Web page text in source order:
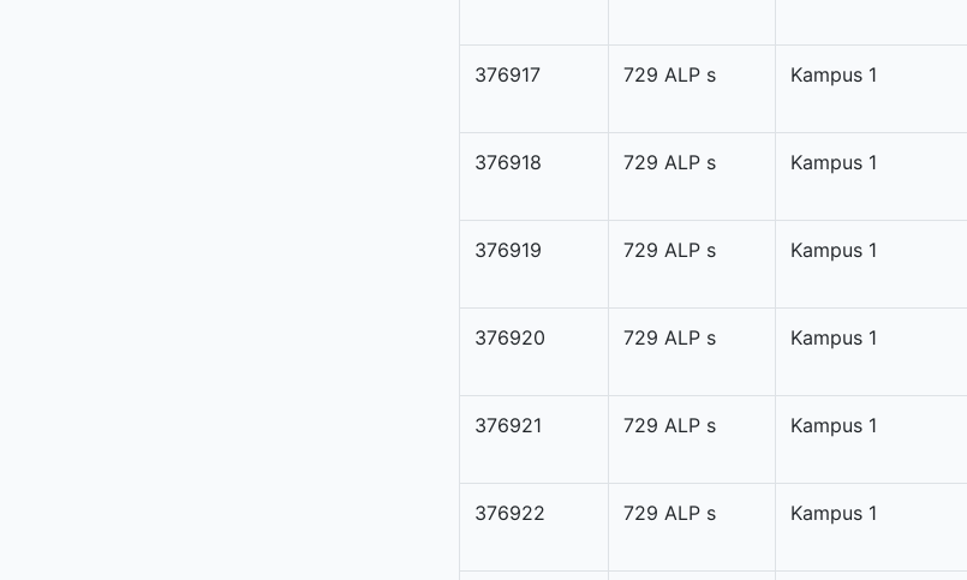
376917 729 ALP s Kampus 1
376918 729 ALP s Kampus 1
376919 729 ALP s Kampus 1
376920 729 ALP s Kampus 1
376921 729 ALP s Kampus 1
376922 729 ALP s Kampus 1